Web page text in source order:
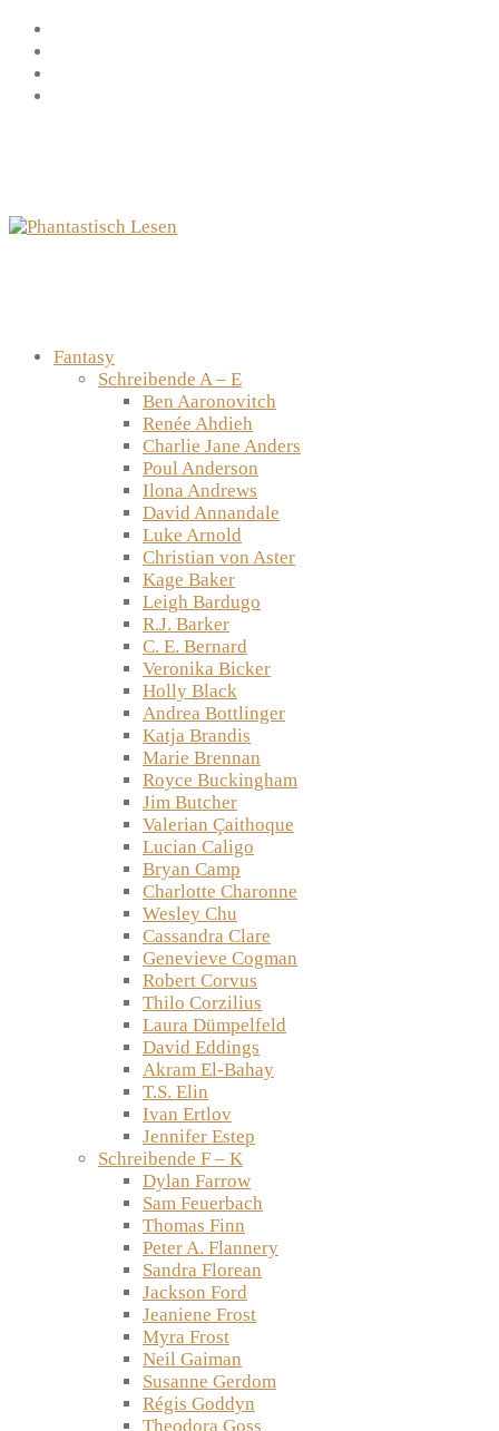
Zum
Inhalt
springen
Fantasy
Schreibende A – E
Ben Aaronovitch
Renée Ahdieh
Charlie Jane Anders
Poul Anderson
Ilona Andrews
David Annandale
Luke Arnold
Christian von Aster
Kage Baker
Leigh Bardugo
R.J. Barker
C. E. Bernard
Veronika Bicker
Holly Black
Andrea Bottlinger
Katja Brandis
Marie Brennan
Royce Buckingham
Jim Butcher
Valerian Çaithoque
Lucian Caligo
Bryan Camp
Charlotte Charonne
Wesley Chu
Cassandra Clare
Genevieve Cogman
Robert Corvus
Thilo Corzilius
Laura Dümpelfeld
David Eddings
Akram El-Bahay
T.S. Elin
Ivan Ertlov
Jennifer Estep
Schreibende F – K
Dylan Farrow
Sam Feuerbach
Thomas Finn
Peter A. Flannery
Sandra Florean
Jackson Ford
Jeaniene Frost
Myra Frost
Neil Gaiman
Susanne Gerdom
Régis Goddyn
Theodora Goss